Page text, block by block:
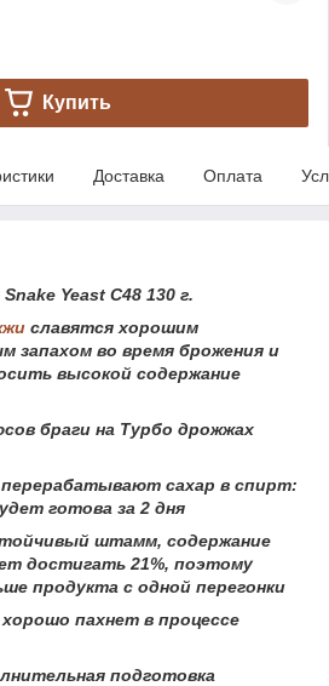
Купить
Доставка Оплата
Yeast С48 130 г.
славятся хорошим
запахом во время брожения и
высокой содержание
на Турбо дрожжах
сахар в спирт:
готова за 2 дня
штамм, содержание
достигать 21%, поэтому
продукта с одной перегонки
пахнет в процессе
подготовка